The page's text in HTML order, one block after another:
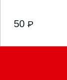
50 P